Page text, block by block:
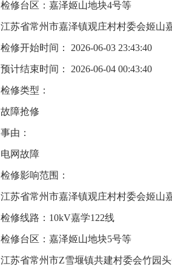
检修台区：嘉泽姬山地块4号等
江苏省常州市嘉泽镇观庄村村委会姬山
检修开始时间： 2026-06-03 23:43:40
预计结束时间： 2026-06-04 00:43:40
检修类型：
故障抢修
事由：
电网故障
检修影响范围：
江苏省常州市嘉泽镇观庄村村委会姬山
检修线路：10kV嘉学122线
检修台区：嘉泽姬山地块5号等
江苏省常州市Z雪堰镇共建村委会竹园头